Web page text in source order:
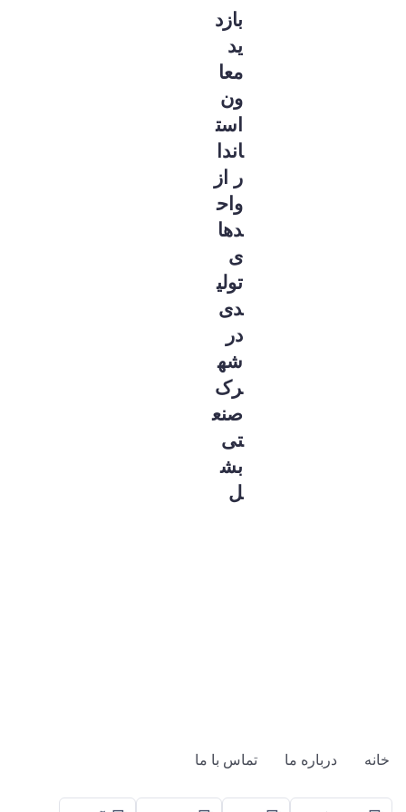
بازد
ید
معا
ون
است
اندا
ر از
واح
دها
ی
تولی
دی
در
شه
رک
صنع
تی
بش
ل
خانه درباره ما تماس با ما